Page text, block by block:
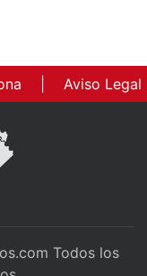
Aviso Legal
Todos los